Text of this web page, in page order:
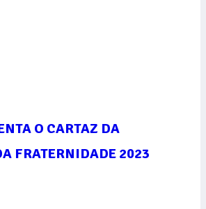
O CARTAZ DA
FRATERNIDADE 2023